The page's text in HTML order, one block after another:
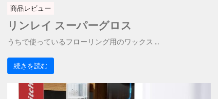
商品レビュー
リンレイ スーパーグロス
うちで使っているフローリング用のワックス ...
続きを読む